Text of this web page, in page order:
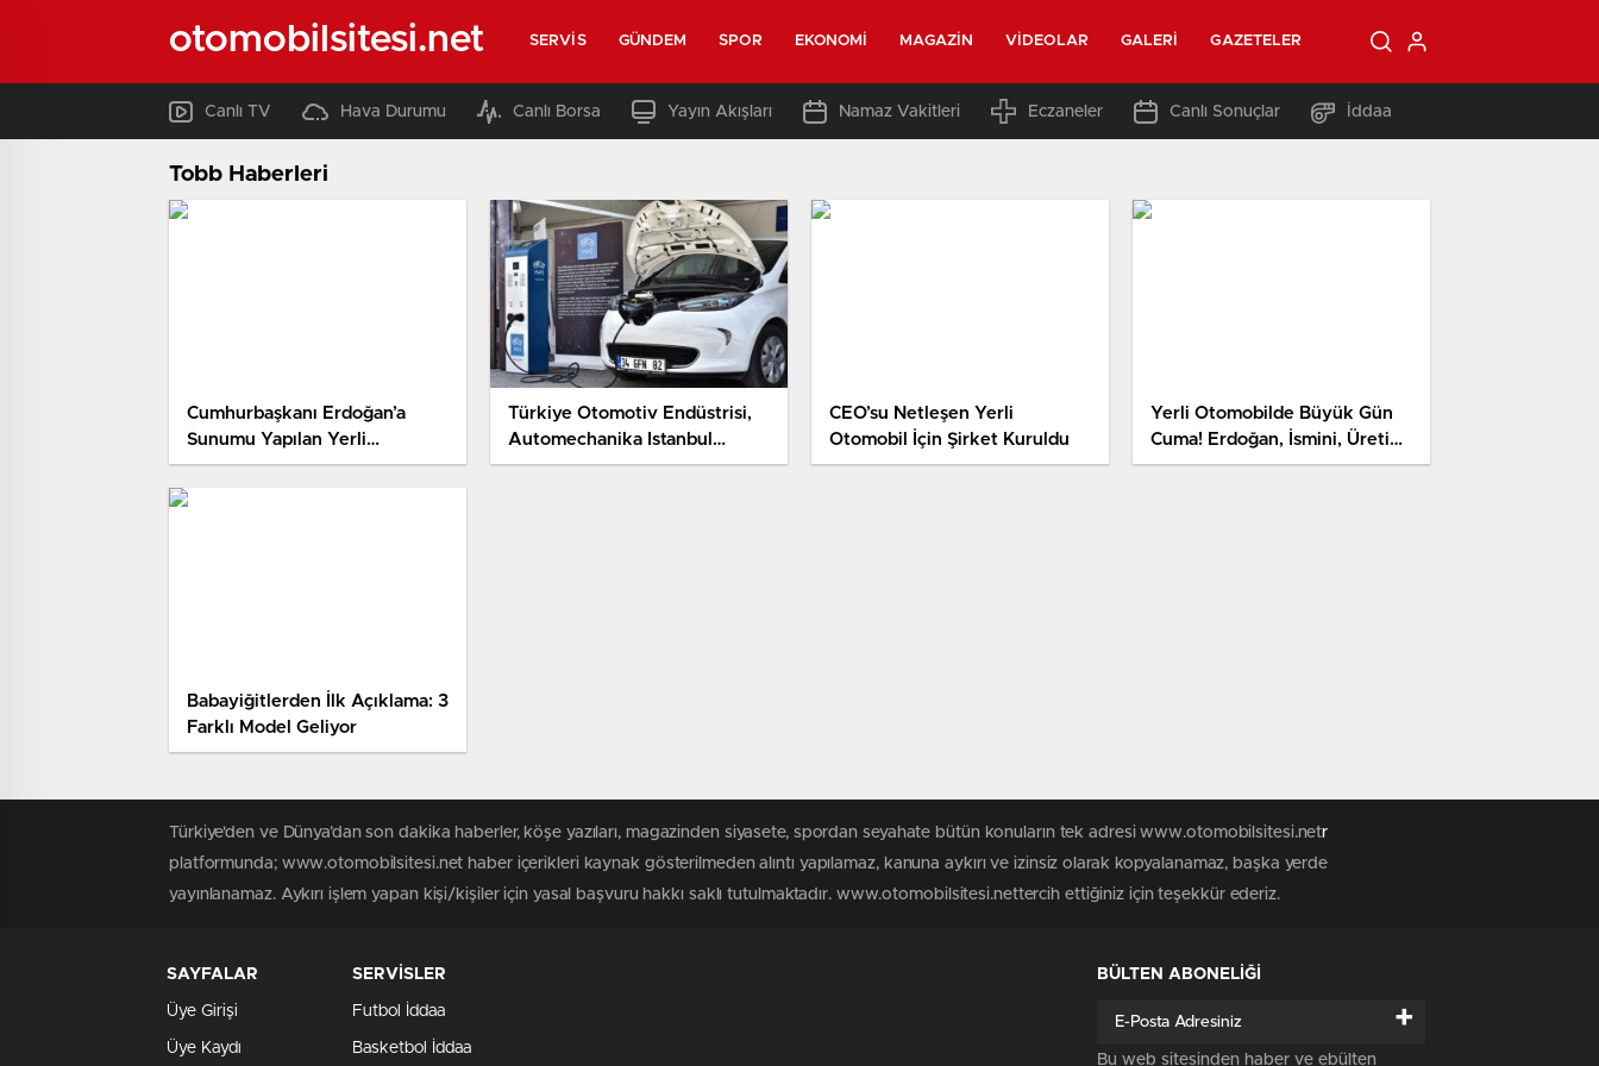
otomobilsitesi.net SERVIS GÜNDEM SPOR EKONOMI MAGAZIN VIDEOLAR GALERI GAZETELER
Canlı TV Hava Durumu Canlı Borsa Yayın Akışları Namaz Vakitleri Eczaneler Canlı Sonuçlar İddaa
Tobb Haberleri
Cumhurbaşkanı Erdoğan’a
Sunumu Yapılan Yerli
Otomobil Tam Not Aldı
Türkiye Otomotiv Endüstrisi,
Automechanika Istanbul
2019’a Hazır
CEO’su Netleşen Yerli
Otomobil İçin Şirket Kuruldu
Yerli Otomobilde Büyük Gün
Cuma! Erdoğan, İsmini, Üretim
Yerini, CEO’sunu Açıklayacak
Babayiğitlerden İlk Açıklama: 3
Farklı Model Geliyor
Türkiye'den ve Dünya’dan son dakika haberler, köşe yazıları, magazinden siyasete, spordan seyahate bütün konuların tek adresi www.otomobilsitesi.netr
platformunda; www.otomobilsitesi.net haber içerikleri kaynak gösterilmeden alıntı yapılamaz, kanuna aykırı ve izinsiz olarak kopyalanamaz, başka yerde
yayınlanamaz. Aykırı işlem yapan kişi/kişiler için yasal başvuru hakkı saklı tutulmaktadır. www.otomobilsitesi.nettercih ettiğiniz için teşekkür ederiz.
SAYFALAR
Üye Girişi
Üye Kaydı
SERVİSLER
Futbol İddaa
Basketbol İddaa
BÜLTEN ABONELİĞİ
+
Bu web sitesinden haber ve ebülten